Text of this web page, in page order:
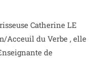
Catherine LE
Acceuil du Verbe , elle
de